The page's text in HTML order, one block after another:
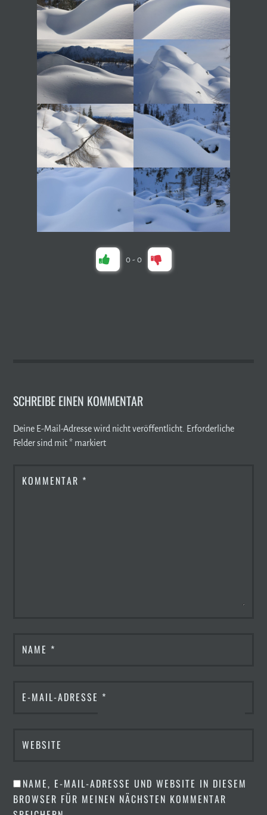
0 - 0
SCHREIBE EINEN KOMMENTAR
Deine E-Mail-Adresse wird nicht veröffentlicht. Erforderliche
Felder sind mit* markiert
KOMMENTAR *
NAME *
E-MAIL-ADRESSE *
WEBSITE
NAME, E-MAIL-ADRESSE UND WEBSITE IN DIESEM
BROWSER FÜR MEINEN NÄCHSTEN KOMMENTAR